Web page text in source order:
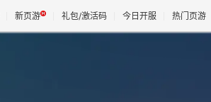
新页游 礼包/激活码 今日开服 热门页游